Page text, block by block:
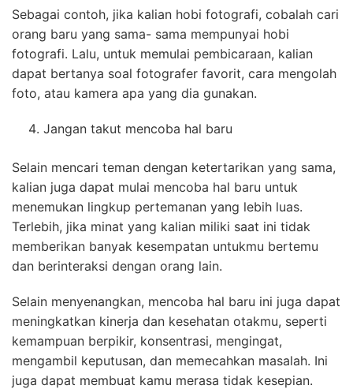
Sebagai contoh, jika kalian hobi fotografi, cobalah cari
orang baru yang sama- sama mempunyai hobi
fotografi. Lalu, untuk memulai pembicaraan, kalian
dapat bertanya soal fotografer favorit, cara mengolah
foto, atau kamera apa yang dia gunakan.
Jangan takut mencoba hal baru
Selain mencari teman dengan ketertarikan yang sama,
kalian juga dapat mulai mencoba hal baru untuk
menemukan lingkup pertemanan yang lebih luas.
Terlebih, jika minat yang kalian miliki saat ini tidak
memberikan banyak kesempatan untukmu bertemu
dan berinteraksi dengan orang lain.
Selain menyenangkan, mencoba hal baru ini juga dapat
meningkatkan kinerja dan kesehatan otakmu, seperti
kemampuan berpikir, konsentrasi, mengingat,
mengambil keputusan, dan memecahkan masalah. Ini
juga dapat membuat kamu merasa tidak kesepian.